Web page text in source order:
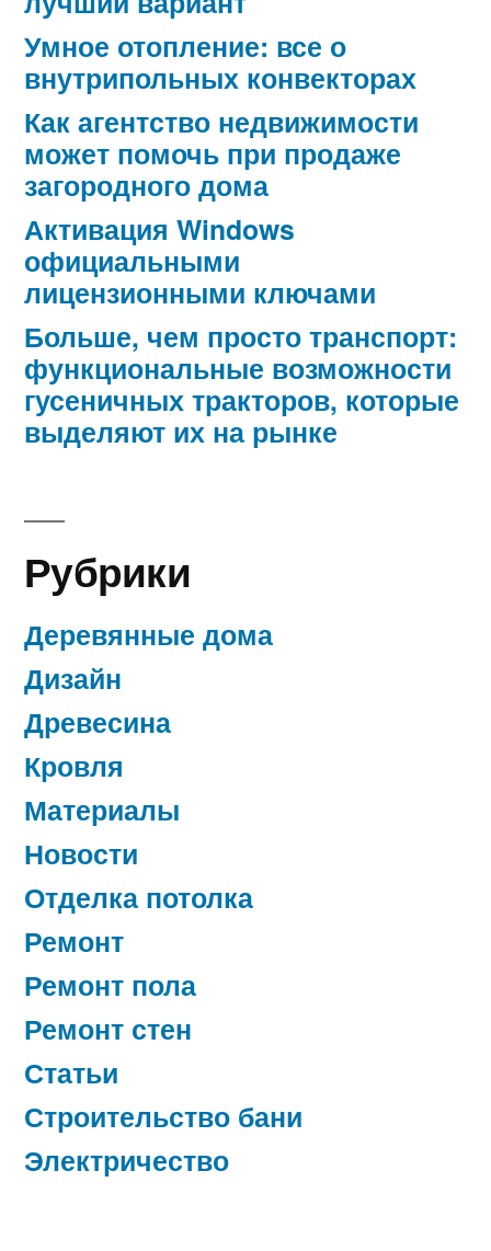
Умное отопление: все о
внутрипольных конвекторах
Как агентство недвижимости
может помочь при продаже
загородного дома
Активация Windows
официальными
лицензионными ключами
Больше, чем просто транспорт:
функциональные возможности
гусеничных тракторов, которые
выделяют их на рынке
Рубрики
Деревянные дома
Дизайн
Древесина
Кровля
Материалы
Новости
Отделка потолка
Ремонт
Ремонт пола
Ремонт стен
Статьи
Строительство бани
Электричество